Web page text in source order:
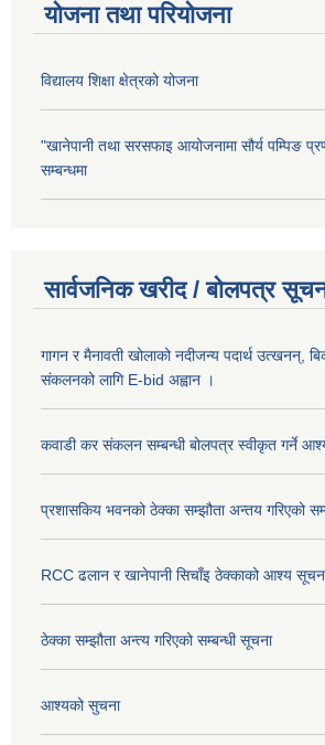
योजना तथा परियोजना
विद्यालय शिक्षा क्षेत्रको योजना
"खानेपानी तथा सरसफाइ आयोजनामा सौर्य पम्पिङ
सम्बन्धमा
सार्वजनिक खरीद / बोलपत्र
गागन र मैनावती खोलाको नदीजन्य पदार्थ उत्खनन्,
संकलनको लागि E-bid अह्वान ।
कवाडी कर संकलन सम्बन्धी बोलपत्र स्वीकृत गर्ने
प्रशासकिय भवनको ठेक्का सम्झौता अन्तय गरिएको
RCC ढलान र खानेपानी सिचाँइ ठेक्काको आश्य
ठेक्का सम्झौता अन्त्य गरिएको सम्बन्धी सूचना
आश्यको सुचना